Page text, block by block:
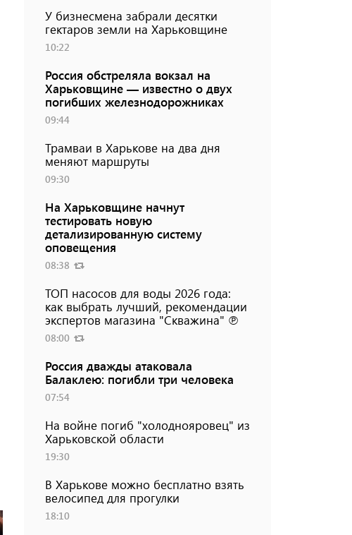
У бизнесмена забрали десятки
гектаров земли на Харьковщине
10:22
Россия обстреляла вокзал на
Харьковщине — известно о двух
погибших железнодорожниках
09:44
Трамваи в Харькове на два дня
меняют маршруты
09:30
На Харьковщине начнут
тестировать новую
детализированную систему
оповещения
08:38
ТОП насосов для воды 2026 года:
как выбрать лучший, рекомендации
экспертов магазина "Скважина" ℗
08:00
Россия дважды атаковала
Балаклею: погибли три человека
07:54
На войне погиб "холоднояровец" из
Харьковской области
19:30
В Харькове можно бесплатно взять
велосипед для прогулки
18:10